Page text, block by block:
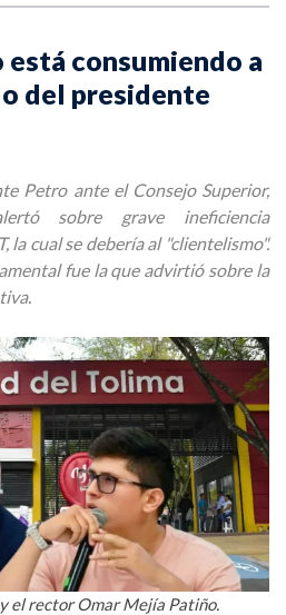
consumiendo a
del presidente
Petro ante el Consejo Superior,
sobre grave ineficiencia
la cual se debería al "clientelismo".
fue la que advirtió sobre la
el rector Omar Mejía Patiño.